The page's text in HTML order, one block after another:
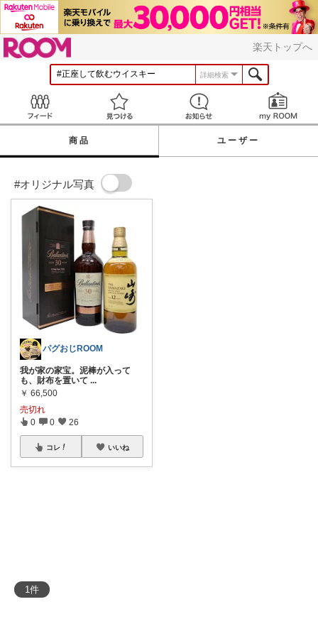
楽天トップへ
詳細検索
見つける お知らせ
商品 ユーザー
#オリジナル写真
1件
パグおじROOM
我が家の家宝。泥棒が入って
も、財布を置いて ...
￥ 66,500
売切れ
0 0 26
コレ いいね